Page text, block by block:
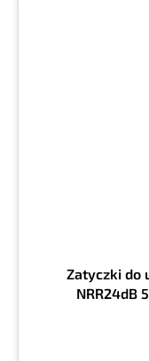
Zatyczki do
NRR24dB